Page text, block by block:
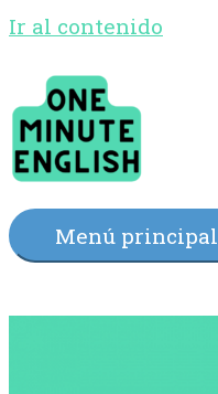
Ir al contenido
Menú principal